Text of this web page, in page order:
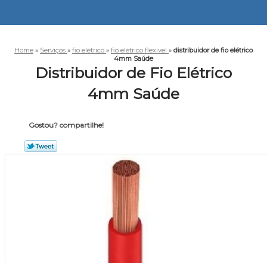
Home » Serviços » fio elétrico » fio elétrico flexível » distribuidor de fio elétrico
4mm Saúde
Distribuidor de Fio Elétrico
4mm Saúde
Gostou? compartilhe!